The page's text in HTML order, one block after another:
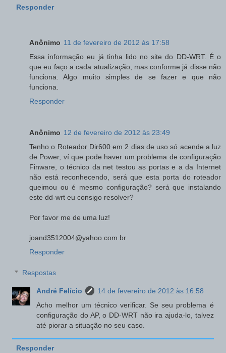
Responder
Anônimo 11 de fevereiro de 2012 às 17:58
Essa informação eu já tinha lido no site do DD-WRT. É o
que eu faço a cada atualização, mas conforme já disse não
funciona. Algo muito simples de se fazer e que não
funciona.
Responder
Anônimo 12 de fevereiro de 2012 às 23:49
Tenho o Roteador Dir600 em 2 dias de uso só acende a luz
de Power, ví que pode haver um problema de configuração
Finware, o técnico da net testou as portas e a da Internet
não está reconhecendo, será que esta porta do roteador
queimou ou é mesmo configuração? será que instalando
este dd-wrt eu consigo resolver?
Por favor me de uma luz!
joand3512004@yahoo.com.br
Responder
Respostas
André Felício
14 de fevereiro de 2012 às 16:58
Acho melhor um técnico verificar. Se seu problema é
configuração do AP, o DD-WRT não ira ajuda-lo, talvez
até piorar a situação no seu caso.
Responder